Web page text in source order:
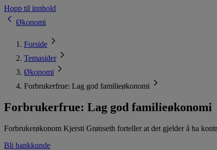
Hopp til innhold
Økonomi
Forside
Temasider
Økonomi
Forbrukerfrue: Lag god familieøkonomi
Forbrukerfrue: Lag god familieøkonomi
Forbrukerøkonom Kjersti Grønseth forteller at det gjelder å ha
Bli bankkunde